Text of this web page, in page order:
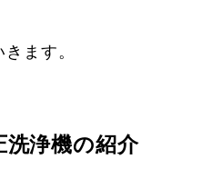
ます。
浄機の紹介